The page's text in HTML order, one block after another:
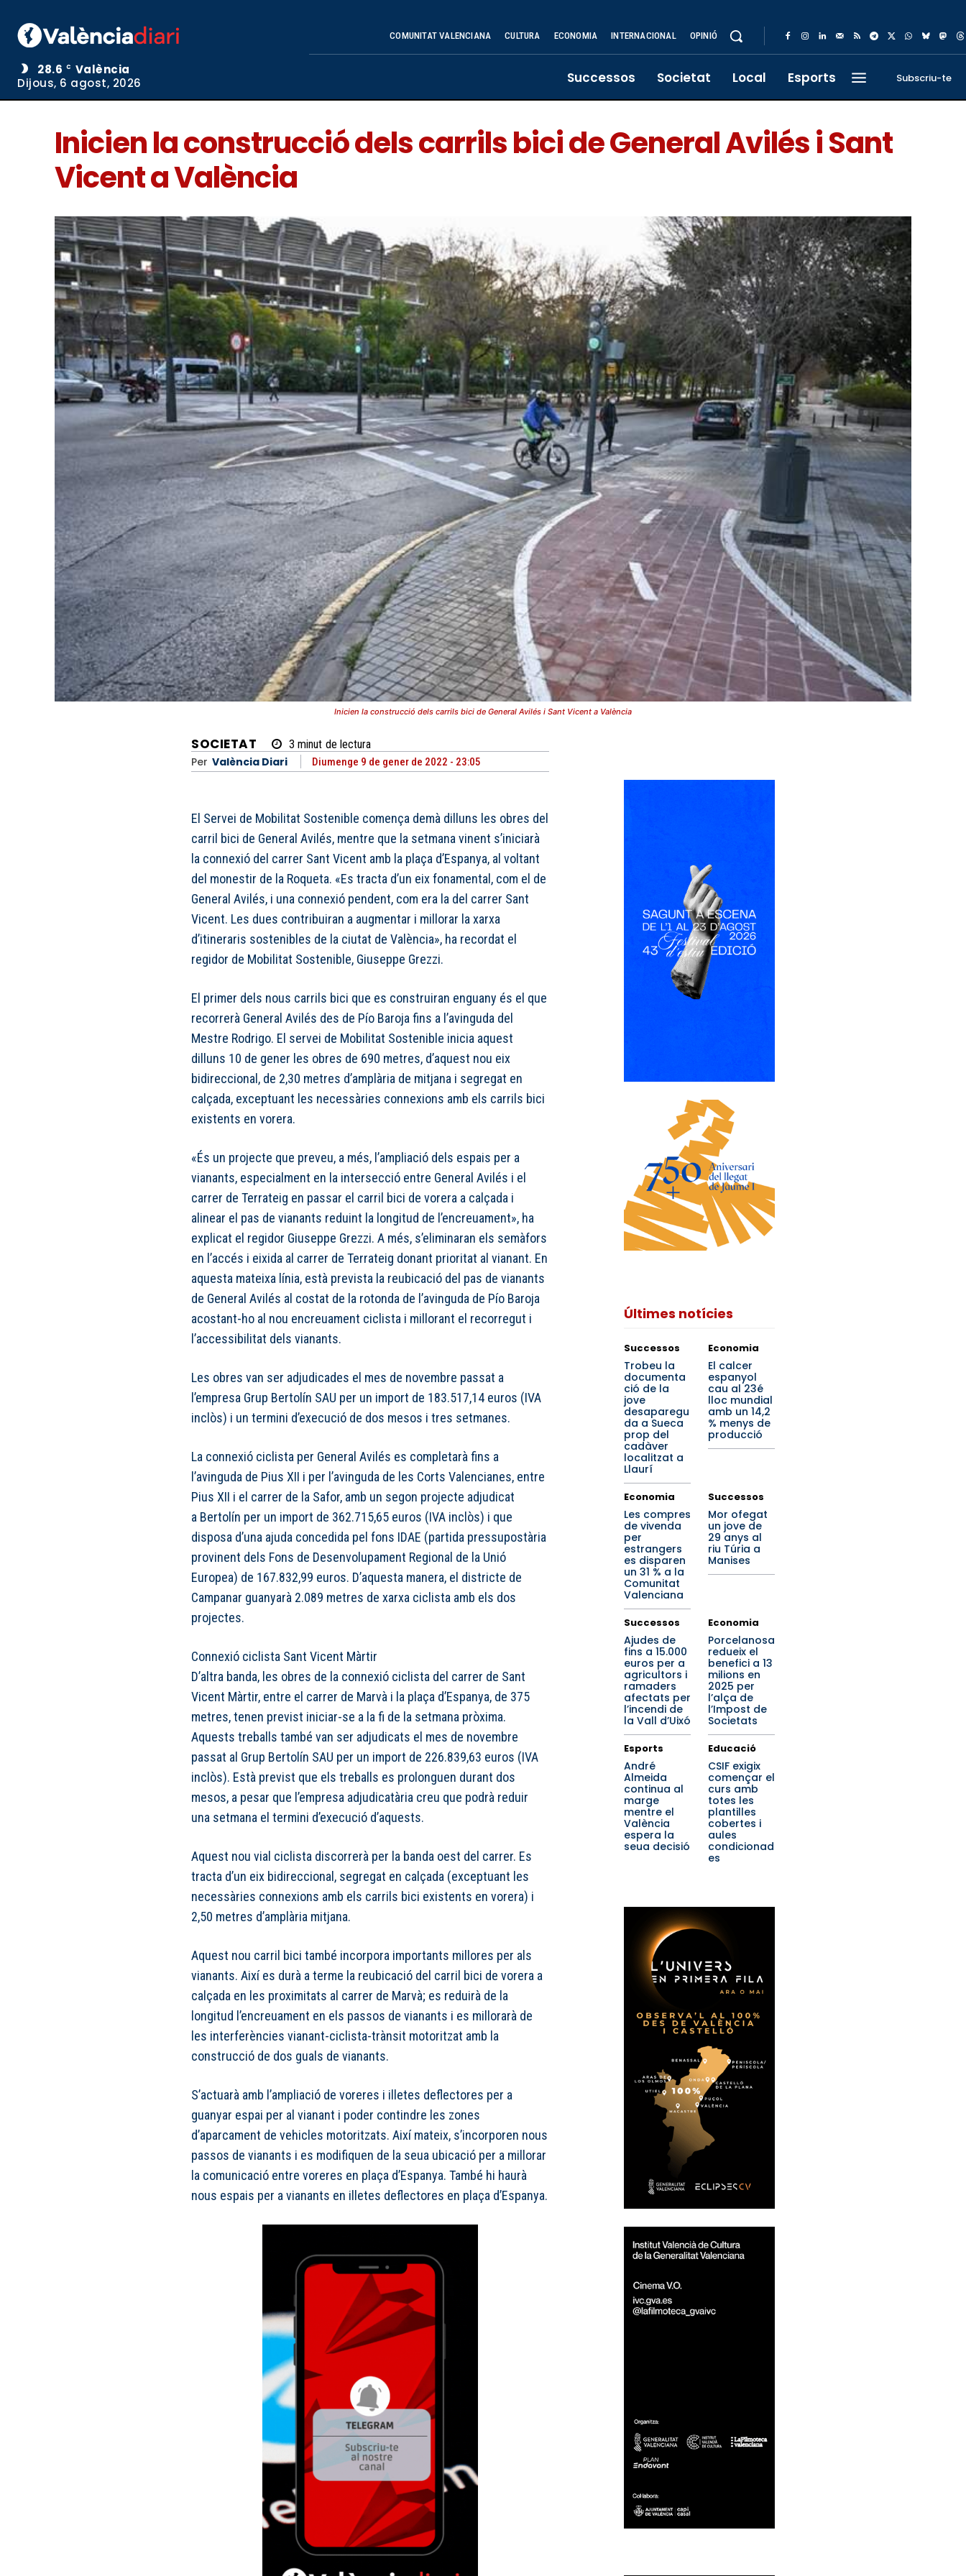
28.6 C
València
Dijous, 6 agost, 2026
COMUNITAT VALENCIANA CULTURA ECONOMIA INTERNACIONAL OPINIÓ
Successos Societat Local Esports Subscriu-te
Inicien la construcció dels carrils bici de General Avilés i Sant
Vicent a València
Inicien la construcció dels carrils bici de General Avilés i Sant Vicent a València
SOCIETAT 3 minut de lectura
Per València Diari Diumenge 9 de gener de 2022 - 23:05
El Servei de Mobilitat Sostenible comença demà dilluns les obres del
carril bici de General Avilés, mentre que la setmana vinent s’iniciarà
la connexió del carrer Sant Vicent amb la plaça d’Espanya, al voltant
del monestir de la Roqueta. «Es tracta d’un eix fonamental, com el de
General Avilés, i una connexió pendent, com era la del carrer Sant
Vicent. Les dues contribuiran a augmentar i millorar la xarxa
d’itineraris sostenibles de la ciutat de València», ha recordat el
regidor de Mobilitat Sostenible, Giuseppe Grezzi.
El primer dels nous carrils bici que es construiran enguany és el que
recorrerà General Avilés des de Pío Baroja fins a l’avinguda del
Mestre Rodrigo. El servei de Mobilitat Sostenible inicia aquest
dilluns 10 de gener les obres de 690 metres, d’aquest nou eix
bidireccional, de 2,30 metres d’amplària de mitjana i segregat en
calçada, exceptuant les necessàries connexions amb els carrils bici
existents en vorera.
«És un projecte que preveu, a més, l’ampliació dels espais per a
vianants, especialment en la intersecció entre General Avilés i el
carrer de Terrateig en passar el carril bici de vorera a calçada i
alinear el pas de vianants reduint la longitud de l’encreuament», ha
explicat el regidor Giuseppe Grezzi. A més, s’eliminaran els semàfors
en l’accés i eixida al carrer de Terrateig donant prioritat al vianant. En
aquesta mateixa línia, està prevista la reubicació del pas de vianants
de General Avilés al costat de la rotonda de l’avinguda de Pío Baroja
acostant-ho al nou encreuament ciclista i millorant el recorregut i
l’accessibilitat dels vianants.
Les obres van ser adjudicades el mes de novembre passat a
l’empresa Grup Bertolín SAU per un import de 183.517,14 euros (IVA
inclòs) i un termini d’execució de dos mesos i tres setmanes.
La connexió ciclista per General Avilés es completarà fins a
l’avinguda de Pius XII i per l’avinguda de les Corts Valencianes, entre
Pius XII i el carrer de la Safor, amb un segon projecte adjudicat
a Bertolín per un import de 362.715,65 euros (IVA inclòs) i que
disposa d’una ajuda concedida pel fons IDAE (partida pressupostària
provinent dels Fons de Desenvolupament Regional de la Unió
Europea) de 167.832,99 euros. D’aquesta manera, el districte de
Campanar guanyarà 2.089 metres de xarxa ciclista amb els dos
projectes.
Connexió ciclista Sant Vicent Màrtir
D’altra banda, les obres de la connexió ciclista del carrer de Sant
Vicent Màrtir, entre el carrer de Marvà i la plaça d’Espanya, de 375
metres, tenen previst iniciar-se a la fi de la setmana pròxima.
Aquests treballs també van ser adjudicats el mes de novembre
passat al Grup Bertolín SAU per un import de 226.839,63 euros (IVA
inclòs). Està previst que els treballs es prolonguen durant dos
mesos, a pesar que l’empresa adjudicatària creu que podrà reduir
una setmana el termini d’execució d’aquests.
Aquest nou vial ciclista discorrerà per la banda oest del carrer. Es
tracta d’un eix bidireccional, segregat en calçada (exceptuant les
necessàries connexions amb els carrils bici existents en vorera) i
2,50 metres d’amplària mitjana.
Aquest nou carril bici també incorpora importants millores per als
vianants. Així es durà a terme la reubicació del carril bici de vorera a
calçada en les proximitats al carrer de Marvà; es reduirà de la
longitud l’encreuament en els passos de vianants i es millorarà de
les interferències vianant-ciclista-trànsit motoritzat amb la
construcció de dos guals de vianants.
S’actuarà amb l’ampliació de voreres i illetes deflectores per a
guanyar espai per al vianant i poder contindre les zones
d’aparcament de vehicles motoritzats. Així mateix, s’incorporen nous
passos de vianants i es modifiquen de la seua ubicació per a millorar
la comunicació entre voreres en plaça d’Espanya. També hi haurà
nous espais per a vianants en illetes deflectores en plaça d’Espanya.
Últimes notícies
Successos
Trobeu la
documenta
ció de la
jove
desaparegu
da a Sueca
prop del
cadàver
localitzat a
Llaurí
Economia
El calcer
espanyol
cau al 23é
lloc mundial
amb un 14,2
% menys de
producció
Economia
Les compres
de vivenda
per
estrangers
es disparen
un 31 % a la
Comunitat
Valenciana
Successos
Mor ofegat
un jove de
29 anys al
riu Túria a
Manises
Successos
Ajudes de
fins a 15.000
euros per a
agricultors i
ramaders
afectats per
l’incendi de
la Vall d’Uixó
Economia
Porcelanosa
redueix el
benefici a 13
milions en
2025 per
l’alça de
l’Impost de
Societats
Esports
André
Almeida
continua al
marge
mentre el
València
espera la
seua decisió
Educació
CSIF exigix
començar el
curs amb
totes les
plantilles
cobertes i
aules
condicionad
es